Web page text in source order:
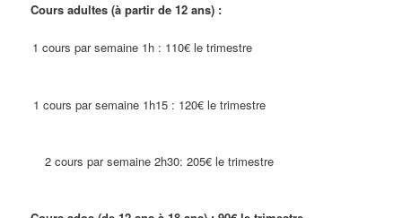
Cours adultes (à partir de 12 ans) :
1 cours par semaine 1h : 110€ le trimestre
1 cours par semaine 1h15 : 120€ le trimestre
2 cours par semaine 2h30: 205€ le trimestre